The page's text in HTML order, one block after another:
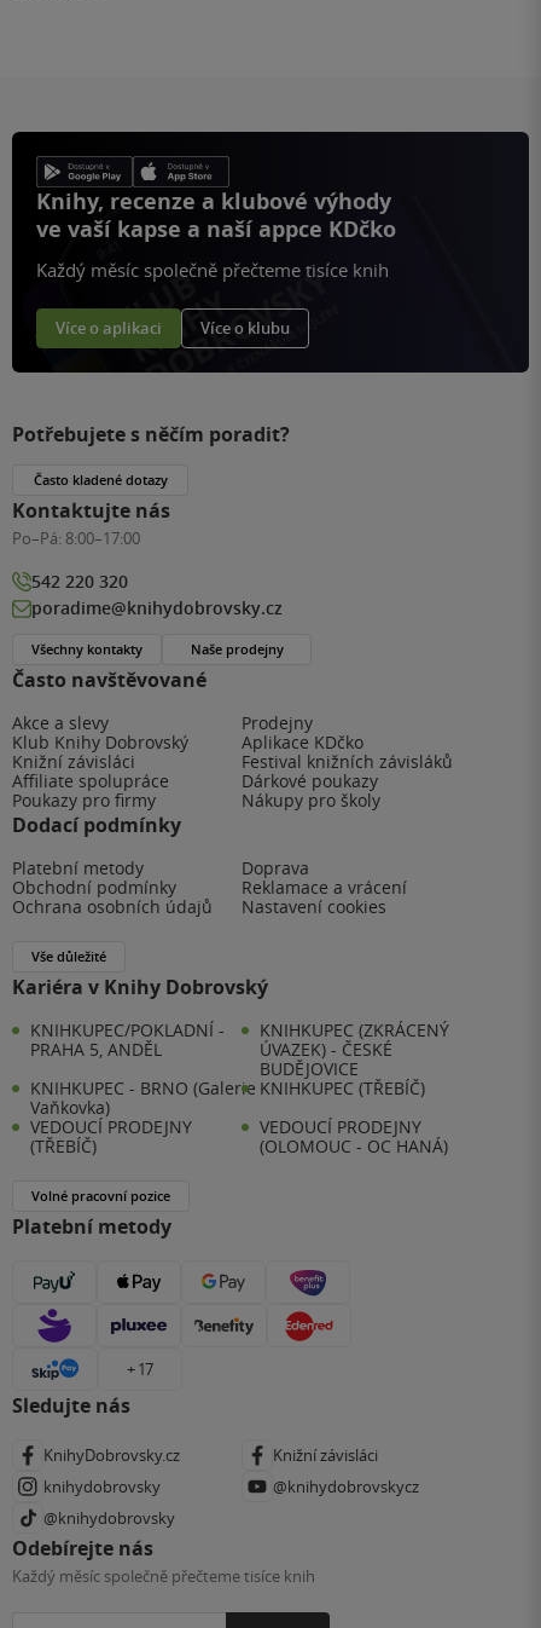
Knihy, recenze a klubové výhody
ve vaší kapse a naší appce KDčko
Každý měsíc společně přečteme tisíce knih
Více o aplikaci Více o klubu
Často navštěvované
Akce a slevy
Prodejny
Klub Knihy Dobrovský
Aplikace KDčko
Knižní závisláci
Festival knižních závisláků
Affiliate spolupráce
Dárkové poukazy
Poukazy pro firmy
Nákupy pro školy
Dodací podmínky
Platební metody
Doprava
Obchodní podmínky
Reklamace a vrácení
Ochrana osobních údajů
Nastavení cookies
Vše důležité
Kariéra v Knihy Dobrovský
KNIHKUPEC/POKLADNÍ -
PRAHA 5, ANDĚL
KNIHKUPEC (ZKRÁCENÝ
ÚVAZEK) - ČESKÉ
BUDĚJOVICE
KNIHKUPEC - BRNO (Galerie
Vaňkovka)
KNIHKUPEC (TŘEBÍČ)
VEDOUCÍ PRODEJNY
(TŘEBÍČ)
VEDOUCÍ PRODEJNY
(OLOMOUC - OC HANÁ)
Volné pracovní pozice
Platební metody
+ 17
Sledujte nás
KnihyDobrovsky.cz
Knižní závisláci
knihydobrovsky
@knihydobrovskycz
@knihydobrovsky
Odebírejte nás
Každý měsíc společně přečteme tisíce knih
Potřebujete s něčím poradit?
Často kladené dotazy
Kontaktujte nás
Po–Pá: 8:00–17:00
542 220 320
poradime@knihydobrovsky.cz
Všechny kontakty Naše prodejny